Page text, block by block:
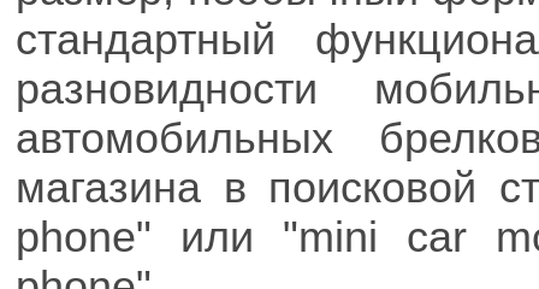
стандартный
разновидности
автомобильных
магазина в поисковой
phone" или "mini car